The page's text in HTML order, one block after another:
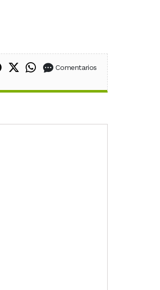
Compartir en Facebook
Compartir en X (Twitter)
Compartir en WhatsApp
Comentarios